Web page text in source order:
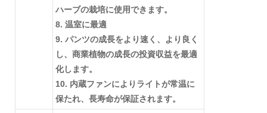
ハーブの栽培に使用できます。
8. 温室に最適
9. パンツの成長をより速く、より良く
し、商業植物の成長の投資収益を最適
化します。
10. 内蔵ファンによりライトが常温に
保たれ、長寿命が保証されます。